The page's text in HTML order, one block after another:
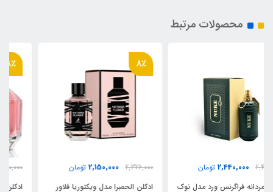
محصولات مرتبط
2,326,000
2,150,000
ادکلن الحمبرا مدل ویکتوریا فلاور
2,130,000
1,970,000
ادکلن فراگرنس ورد مدل مارک اند